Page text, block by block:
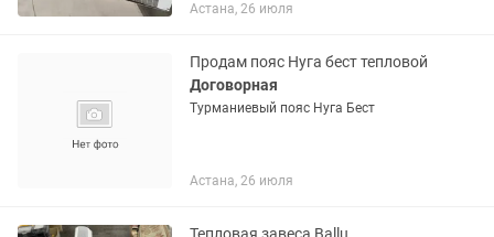
Астана, 26 июля
Продам пояс Нуга бест тепловой
Договорная
Турманиевый пояс Нуга Бест
Астана, 26 июля